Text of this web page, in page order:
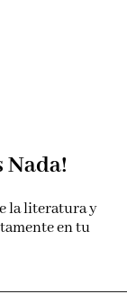
Nada!
la literatura y
en tu